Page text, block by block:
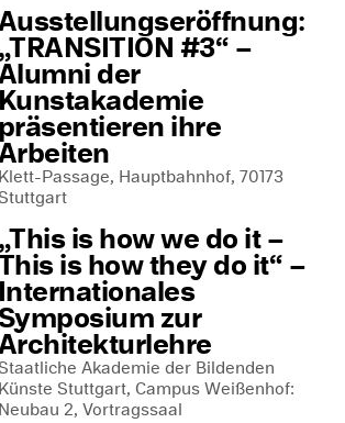
„TRANSITION #3“ –
der
Kunstakademie
präsentieren ihre
Klett-Passage, Hauptbahnhof, 70173
„This is how we do it –
is how they do it“ –
Internationales
Symposium zur
Akademie der Bildenden
Künste Stuttgart, Campus Weißenhof:
Neubau 2, Vortragssaal